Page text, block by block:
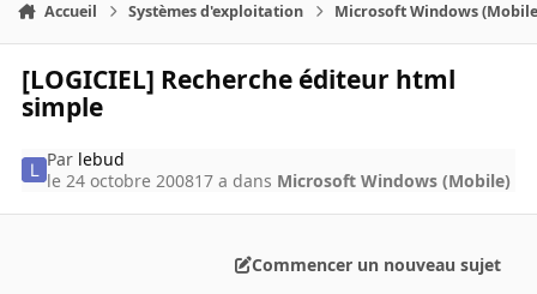
Accueil Systèmes d'exploitation Microsoft Windows
[LOGICIEL] Recherche éditeur html
simple
Par lebud
le 24 octobre 200817 a dans Microsoft Windows (Mobile)
Commencer un nouveau sujet